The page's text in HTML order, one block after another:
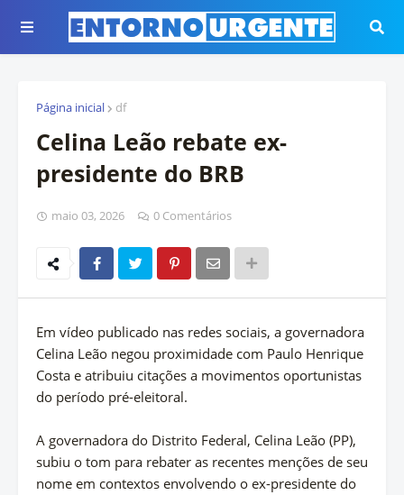
Página inicial df
Celina Leão rebate ex-
presidente do BRB
maio 03, 2026 0 Comentários
Em vídeo publicado nas redes sociais, a governadora
Celina Leão negou proximidade com Paulo Henrique
Costa e atribuiu citações a movimentos oportunistas
do período pré-eleitoral.
A governadora do Distrito Federal, Celina Leão (PP),
subiu o tom para rebater as recentes menções de seu
nome em contextos envolvendo o ex-presidente do